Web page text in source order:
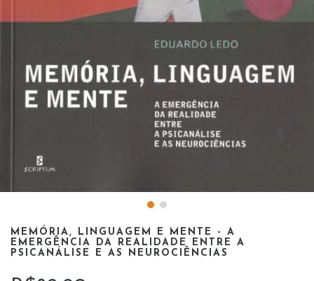
MEMÓRIA, LINGUAGEM E MENTE - A
EMERGÊNCIA DA REALIDADE ENTRE A
PSICANÁLISE E AS NEUROCIÊNCIAS